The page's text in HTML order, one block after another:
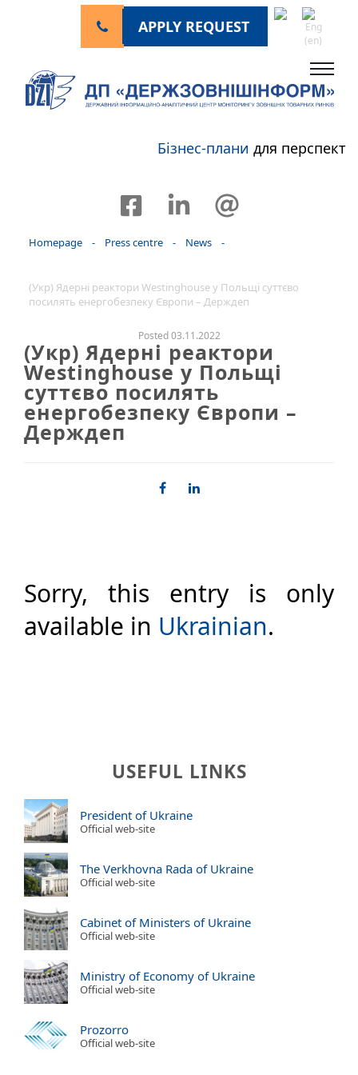
APPLY REQUEST
Бізнес-планидля
Homepage - Press centre - News -
(Укр) Ядерні реактори Westinghouse у Польщі суттєво
посилять енергобезпеку Європи – Держдеп
Posted 03.11.2022
(Укр) Ядерні реактори
Westinghouse у Польщі
суттєво посилять
енергобезпеку Європи –
Держдеп
Sorry, this entry is only
available in Ukrainian.
USEFUL LINKS
President of Ukraine
Official web-site
The Verkhovna Rada of Ukraine
Official web-site
Cabinet of Ministers of Ukraine
Official web-site
Ministry of Economy of Ukraine
Official web-site
Prozorro
Official web-site